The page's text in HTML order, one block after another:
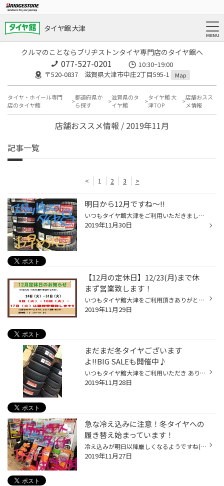
タイヤ館 大津
クルマのことならブリヂストンタイヤ専門店のタイヤ館へ
077-527-0201
10:30~19:00
〒520-0837 滋賀県大津市中庄2丁目595-1
Map
タイヤ・ホイール専門
店のタイヤ館
都道府県か
ら探す
滋賀県のタ
イヤ館
タイヤ館 大
津TOP
店舗おスス
メ情報
店舗おススメ情報 / 2019年11月
記事一覧
< 1 2 3 >
明日から12月ですね～!!
いつもタイヤ館大津をご利用いただきまして有難う御座います☆” 今月もたくさんのお客様にご来店頂き スタッフ一同心より感謝申し上げます♪ 今日で11月が終わりますね…あっという間な1か月でした。 さて明日から12月という事で 最近、朝夕の冷え込みが本当に厳しくなりましたね… とっても冬を感じま...
2019年11月30日
【12月の定休日】12/23(月)まで休
まず営業致します！
いつもタイヤ館大津をご利用頂きありがとうございます( ˘ ³˘)♥ 12月の定休日をお知らせ致します! 12月は23日（月）まで定休日なく営業いたします★” 12/3（火）：～19：00営業 12/10（火）：～19：00営業 12/17（火）：～19：00営業 12/24（火）：定休日 12/31 (火)：定休日 となりますヽ(´･о･)ﾉﾞ ス...
2019年11月29日
まだまだ冬タイヤございます
よ!!BIG SALEも開催中♪
いつもタイヤ館大津をご利用いただき ありがとうございますd(*´ｪ`*) まだまだスタッドレスタイヤ在庫ございますよっ☆ ※一部、欠品しているサイズも御座います。 詳しくはお問い合わせ下さい。 BILIZZAK史上最高性能の【VRX2】や お手頃タイプの【アイスパートナー2】など 各種類・各サイズご用意い...
2019年11月28日
急な冷え込みに注意！冬タイヤへの
履き替え始まっています！
冷え込みが明日以降厳しくなるようですね(´；Д；`) ※気象庁ＨＰより 体調を崩さない様に皆様お気を付けくださいね!! さて、この冷え込みに伴いタイヤ館大津では 冬タイヤへの履き替えがどんどん始まっておりますよっ★” 本日もたくさんのお客様が冬タイヤを装着されていました! ◎皆様ご存じでしたか?...
2019年11月27日